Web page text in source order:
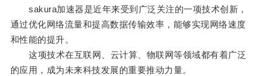
sakura加速器是近年来受到广泛关注的一项技术创新，
通过优化网络流量和提高数据传输效率，能够实现网络速度
和性能的提升。
这项技术在互联网、云计算、物联网等领域都有着广泛
的应用，成为未来科技发展的重要推动力量。